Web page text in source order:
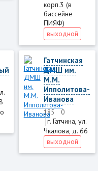
корп.3 (в
бассейне
ПИЯФ)
выходной
Гатчинская
ДМШ им.
М.М.
Ипполитова-
Иванова
185 0
г. Гатчина, ул.
Чкалова, д. 66
выходной